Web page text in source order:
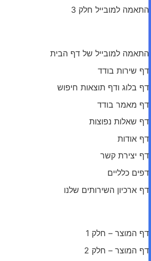
התאמה למובייל חלק 3
התאמה למובייל של דף הבית
דף שירות בודד
דף בלוג ודף תוצאות חיפוש
דף מאמר בודד
דף שאלות נפוצות
דף אודות
דף יצירת קשר
דפים כלליים
דף ארכיון השירותים שלנו
דף המוצר – חלק 1
דף המוצר – חלק 2